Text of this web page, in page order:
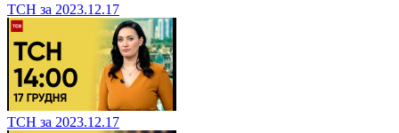
ТСН за 2023.12.17
ТСН за 2023.12.17